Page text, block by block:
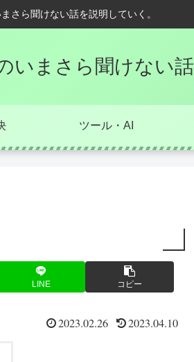
さら聞けない話を説明していく。
いまさら聞けない話
ツール・AI
LINE コピー
2023.02.26 2023.04.10